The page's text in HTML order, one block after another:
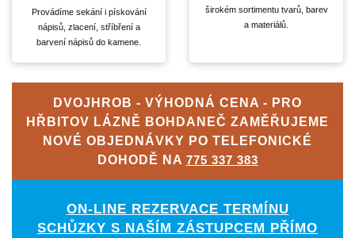
Provádíme sekání i pískování
nápisů, zlacení, stříbření a
barvení nápisů do kamene.
širokém sortimentu tvarů, barev
a materiálů.
DVOJHROB - VÝHODNÁ CENA - PRO
HŘBITOV LÁZNĚ BOHDANEČ ZAMĚŘUJEME
NOVÉ OBJEDNÁVKY PO TELEFONICKÉ
DOHODĚ NA 775 337 383
ON-LINE REZERVACE TERMÍNU
SCHŮZKY S NAŠÍM ZÁSTUPCEM PŘÍMO